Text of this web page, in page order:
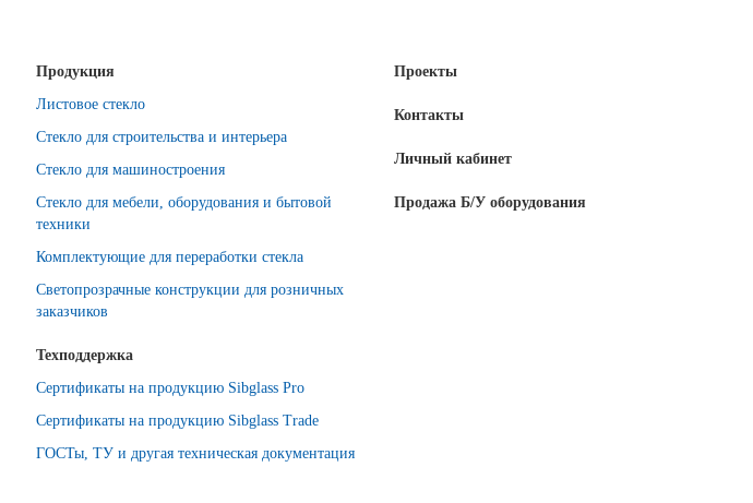
Продукция
Листовое стекло
Стекло для строительства и интерьера
Стекло для машиностроения
Стекло для мебели, оборудования и бытовой
техники
Комплектующие для переработки стекла
Светопрозрачные конструкции для розничных
заказчиков
Техподдержка
Сертификаты на продукцию Sibglass Pro
Сертификаты на продукцию Sibglass Trade
ГОСТы, ТУ и другая техническая документация
Проекты
Контакты
Личный кабинет
Продажа Б/У оборудования